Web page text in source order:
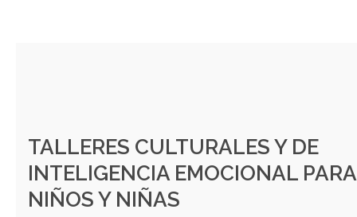
TALLERES CULTURALES Y DE
INTELIGENCIA EMOCIONAL PARA
NIÑOS Y NIÑAS